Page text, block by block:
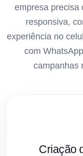
empresa precisa
responsiva,
experiência no
com
campanhas
Criação